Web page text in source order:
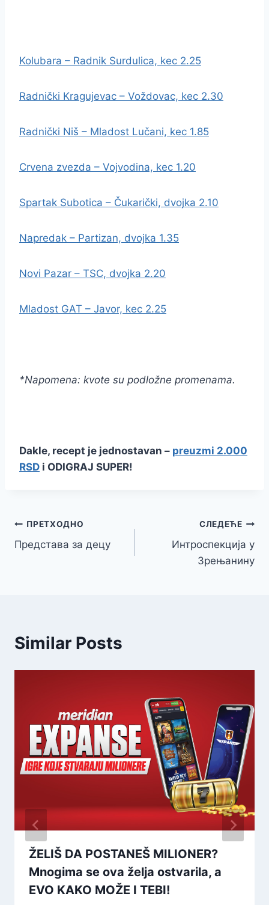
Kolubara – Radnik Surdulica, kec 2.25
Radnički Kragujevac – Voždovac, kec 2.30
Radnički Niš – Mladost Lučani, kec 1.85
Crvena zvezda – Vojvodina, kec 1.20
Spartak Subotica – Čukarički, dvojka 2.10
Napredak – Partizan, dvojka 1.35
Novi Pazar – TSC, dvojka 2.20
Mladost GAT – Javor, kec 2.25
*Napomena: kvote su podložne promenama.
Dakle, recept je jednostavan – preuzmi 2.000
RSD i ODIGRAJ SUPER!
Кретање
чланка
ПРЕТХОДНО
Представа за децу
СЛЕДЕЋЕ
Интроспекција у
Зрењанину
Similar Posts
ŽELIŠ DA POSTANEŠ MILIONER?
Mnogima se ova želja ostvarila, a
EVO KAKO MOŽE I TEBI!